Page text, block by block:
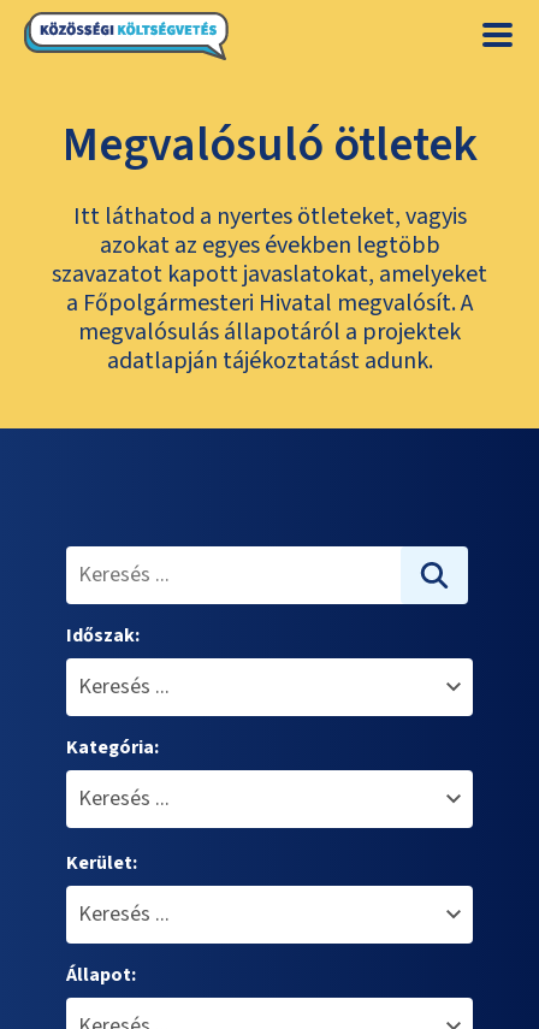
Megvalósuló ötletek
Itt láthatod a nyertes ötleteket, vagyis
azokat az egyes években legtöbb
szavazatot kapott javaslatokat, amelyeket
a Főpolgármesteri Hivatal megvalósít. A
megvalósulás állapotáról a projektek
adatlapján tájékoztatást adunk.
Időszak:
Kategória:
Kerület:
Állapot: